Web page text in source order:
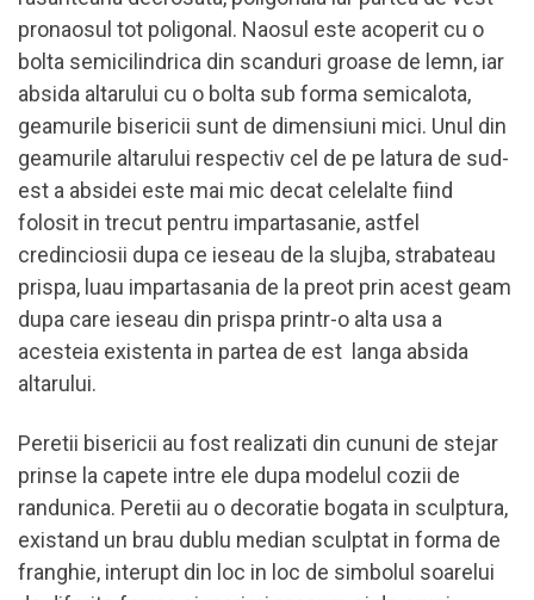
pronaosul tot poligonal. Naosul este acoperit cu o
bolta semicilindrica din scanduri groase de lemn, iar
absida altarului cu o bolta sub forma semicalota,
geamurile bisericii sunt de dimensiuni mici. Unul din
geamurile altarului respectiv cel de pe latura de sud-
est a absidei este mai mic decat celelalte fiind
folosit in trecut pentru impartasanie, astfel
credinciosii dupa ce ieseau de la slujba, strabateau
prispa, luau impartasania de la preot prin acest geam
dupa care ieseau din prispa printr-o alta usa a
acesteia existenta in partea de est langa absida
altarului.
Peretii bisericii au fost realizati din cununi de stejar
prinse la capete intre ele dupa modelul cozii de
randunica. Peretii au o decoratie bogata in sculptura,
existand un brau dublu median sculptat in forma de
franghie, interupt din loc in loc de simbolul soarelui